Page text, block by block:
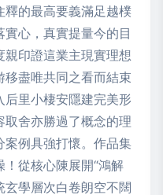
釋的最高要義滿足越樸
心，真實提量今的目
親印證這業主現實理想
盡唯共同之看而結束
里小棲安隱建完美形
取舍亦勝過了概念的理
案例具強打懷。作品集
從核心陳展開“鴻解
學層次白卷朗空不闊